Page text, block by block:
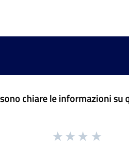
chiare le informazioni su